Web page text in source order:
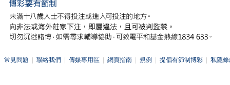
常見問題 聯絡我們 傳媒專用區 網頁指南 規例 提倡有節制博彩 私隱